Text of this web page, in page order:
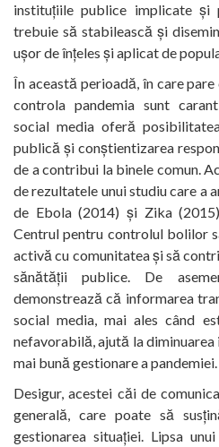
instituțiile publice implicate și
trebuie să stabilească și
ușor de înțeles și aplicat de
În această perioadă, în care
controla pandemia sunt
social media oferă
publică și conștientizarea
de a contribui la binele comun.
de rezultatele unui studiu care a
de Ebola (2014) și Zika
Centrul pentru controlul bolilor
activă cu comunitatea și să
sănătății publice. De
demonstrează că informarea
social media, mai ales când
nefavorabilă, ajută la
mai bună gestionare a pandemiei.
Desigur, acestei căi de
generală, care poate să
gestionarea situației. Lipsa